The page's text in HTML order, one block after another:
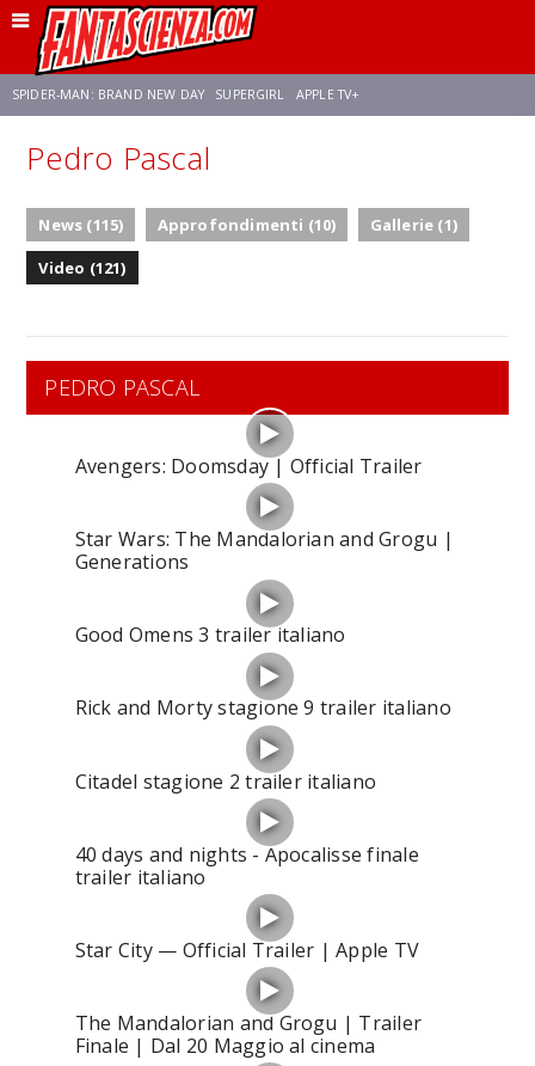
SPIDER-MAN: BRAND NEW DAY SUPERGIRL APPLE TV+
FRANCO RICCIARDIELLO ZENDAYA
NETFLIX SADIE SINK
Pedro Pascal
News (115) Approfondimenti (10)
Gallerie (1)
Video (121)
PEDRO PASCAL
Avengers: Doomsday | Official Trailer
Star Wars: The Mandalorian and Grogu |
Generations
Good Omens 3 trailer italiano
Rick and Morty stagione 9 trailer italiano
Citadel stagione 2 trailer italiano
40 days and nights - Apocalisse finale
trailer italiano
Star City — Official Trailer | Apple TV
The Mandalorian and Grogu | Trailer
Finale | Dal 20 Maggio al cinema